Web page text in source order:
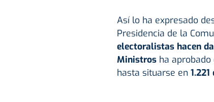
Así lo ha expresado
Presidencia de la
electoralistas hacen
Ministrosha aprobado
hasta situarse en